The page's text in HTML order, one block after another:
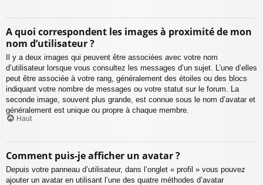
A quoi correspondent les images à proximité de mon
nom d’utilisateur ?
Il y a deux images qui peuvent être associées avec votre nom
d’utilisateur lorsque vous consultez les messages d’un sujet. L’une d’elles
peut être associée à votre rang, généralement des étoiles ou des blocs
indiquant votre nombre de messages ou votre statut sur le forum. La
seconde image, souvent plus grande, est connue sous le nom d’avatar et
généralement est unique ou propre à chaque membre.
Haut
Comment puis-je afficher un avatar ?
Depuis votre panneau d’utilisateur, dans l’onglet « profil » vous pouvez
ajouter un avatar en utilisant l’une des quatre méthodes d’avatar